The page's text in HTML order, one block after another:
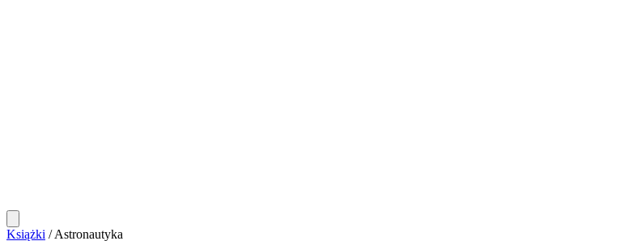
Książki / Astronautyka